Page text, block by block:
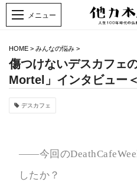
HOME > みんなの悩み >
傷つけないデスカフェ
Mortel」インタビュー
デスカフェ
――今回の
したか？